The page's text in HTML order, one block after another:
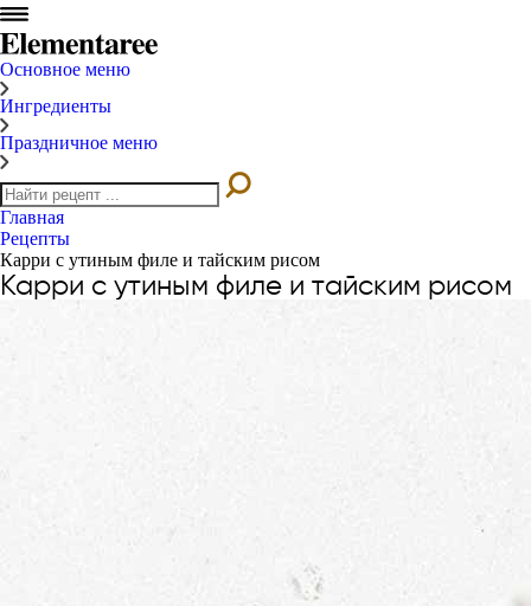
Основное меню
Ингредиенты
Праздничное меню
Главная
Рецепты
Карри с утиным филе и тайским рисом
Карри с утиным филе и тайским рисом